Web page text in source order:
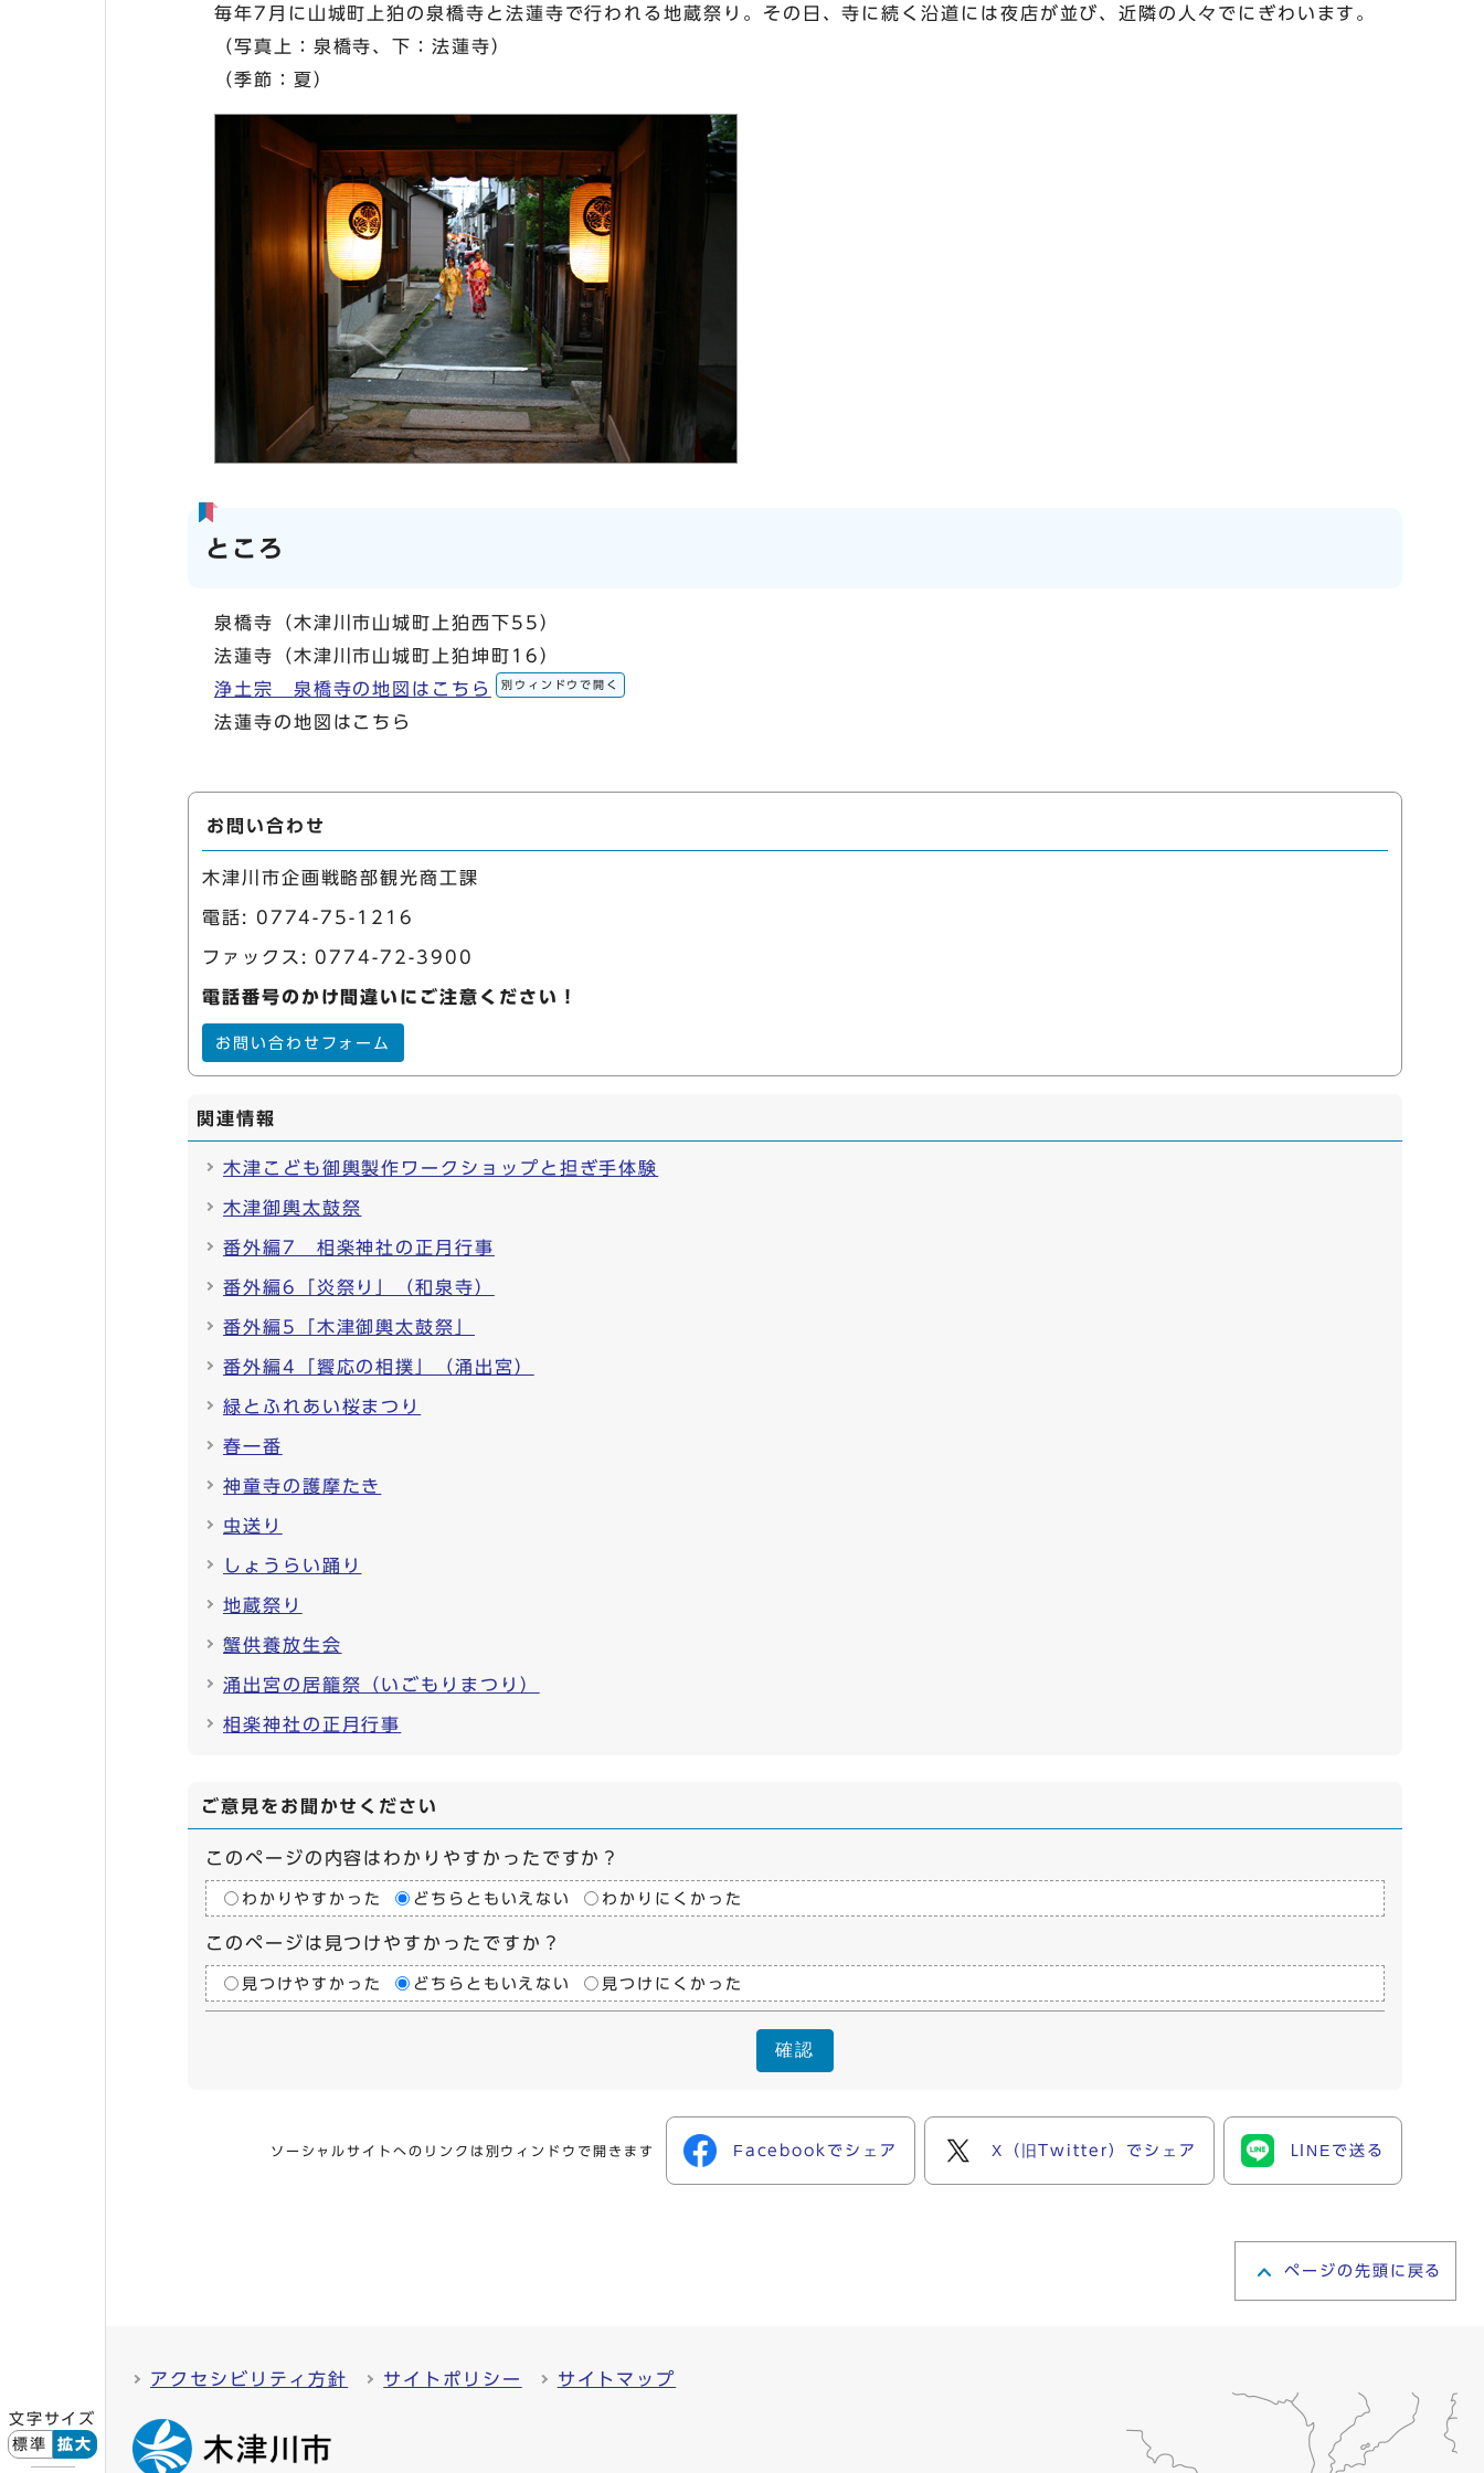
文字サイズ
標準
拡大
毎年7月に山城町上狛の泉橋寺と法蓮寺で行われる地蔵祭り。その日、寺に続く沿道には夜店が並び、近隣の人々でにぎわいます。
（写真上：泉橋寺、下：法蓮寺）
（季節：夏）
ところ
泉橋寺（木津川市山城町上狛西下55）
法蓮寺（木津川市山城町上狛坤町16）
浄土宗 泉橋寺の地図はこちら
別ウィンドウで開く
法蓮寺の地図はこちら
お問い合わせ
木津川市企画戦略部観光商工課
電話: 0774-75-1216
ファックス: 0774-72-3900
電話番号のかけ間違いにご注意ください！
お問い合わせフォーム
関連情報
木津こども御輿製作ワークショップと担ぎ手体験
木津御輿太鼓祭
番外編7 相楽神社の正月行事
番外編6「炎祭り」（和泉寺）
番外編5「木津御輿太鼓祭」
番外編4「饗応の相撲」（涌出宮）
緑とふれあい桜まつり
春一番
神童寺の護摩たき
虫送り
しょうらい踊り
地蔵祭り
蟹供養放生会
涌出宮の居籠祭（いごもりまつり）
相楽神社の正月行事
ご意見をお聞かせください
このページの内容はわかりやすかったですか？
わかりやすかった どちらともいえない わかりにくかった
このページは見つけやすかったですか？
見つけやすかった どちらともいえない 見つけにくかった
確認
ソーシャルサイトへのリンクは別ウィンドウで開きます Facebookでシェア X（旧Twitter）でシェア LINEで送る
ページの先頭に戻る
アクセシビリティ方針 サイトポリシー サイトマップ